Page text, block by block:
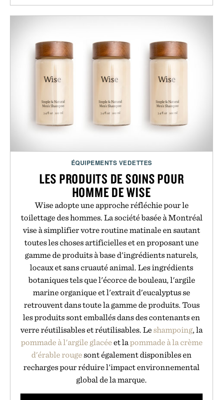
ÉQUIPEMENTS VEDETTES
LES PRODUITS DE SOINS POUR
HOMME DE WISE
Wise adopte une approche réfléchie pour le
toilettage des hommes. La société basée à Montréal
vise à simplifier votre routine matinale en sautant
toutes les choses artificielles et en proposant une
gamme de produits à base d'ingrédients naturels,
locaux et sans cruauté animal. Les ingrédients
botaniques tels que l'écorce de bouleau, l'argile
marine organique et l'extrait d'eucalyptus se
retrouvent dans toute la gamme de produits. Tous
les produits sont emballés dans des contenants en
verre réutilisables et réutilisables. Leshampoing, la
pommade à l'argile glacéeet lapommade à la crème
d'érable rougesont également disponibles en
recharges pour réduire l'impact environnemental
global de la marque.